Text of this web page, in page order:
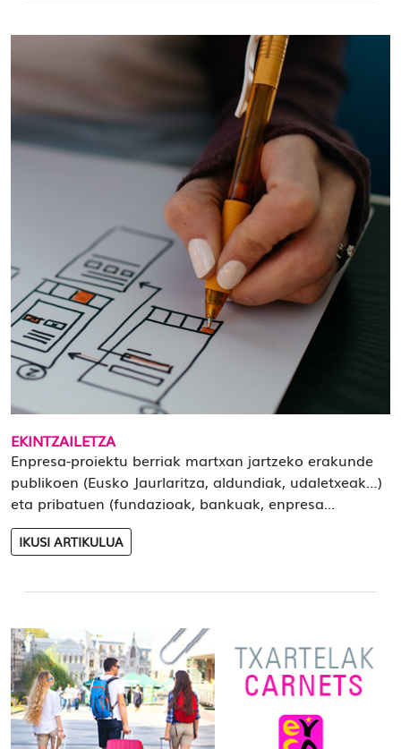
EKINTZAILETZA
Enpresa-proiektu berriak martxan jartzeko erakunde
publikoen (Eusko Jaurlaritza, aldundiak, udaletxeak…)
eta pribatuen (fundazioak, bankuak, enpresa...
IKUSI ARTIKULUA